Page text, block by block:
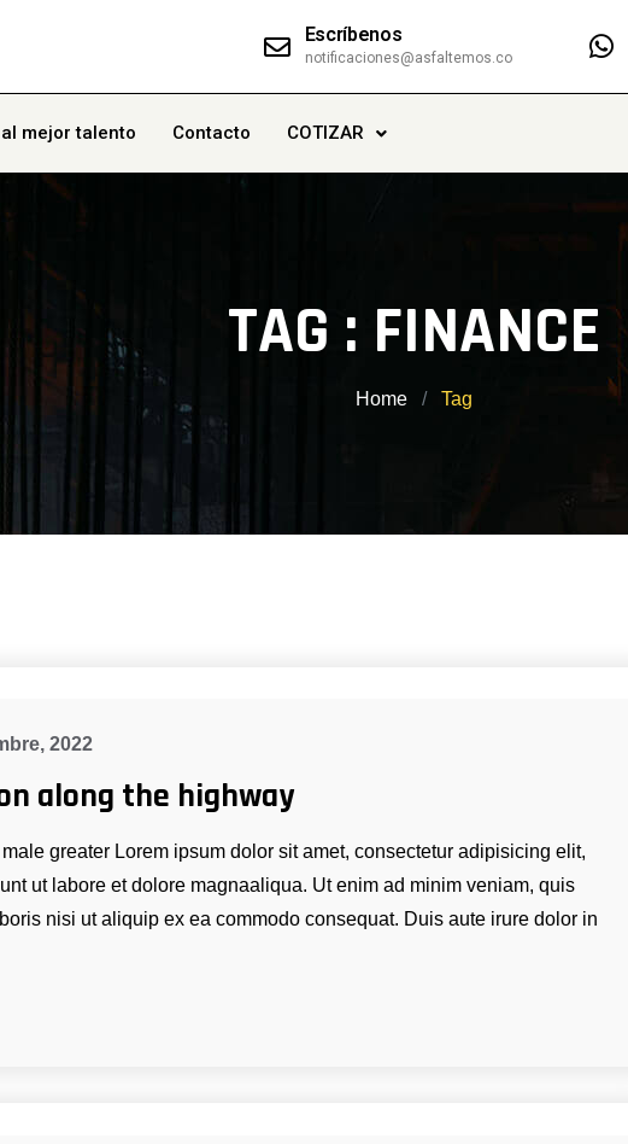
Escríbenos
notificaciones@asfaltemos.co
mejor talento Contacto COTIZAR
TAG : FINANCE
Home Tag
2022
along the highway
greater Lorem ipsum dolor sit amet, consectetur adipisicing elit,
ut labore et dolore magnaaliqua. Ut enim ad minim veniam, quis
nisi ut aliquip ex ea commodo consequat. Duis aute irure dolor in